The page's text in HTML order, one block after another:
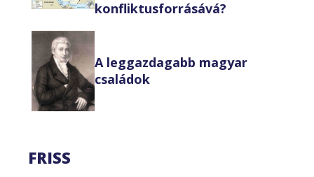
konfliktusforrásává?
A leggazdagabb magyar
családok
FRISS